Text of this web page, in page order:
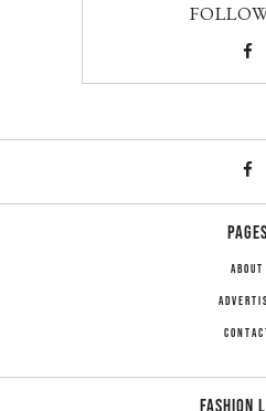
PAGES
ABOUT
CONTACT